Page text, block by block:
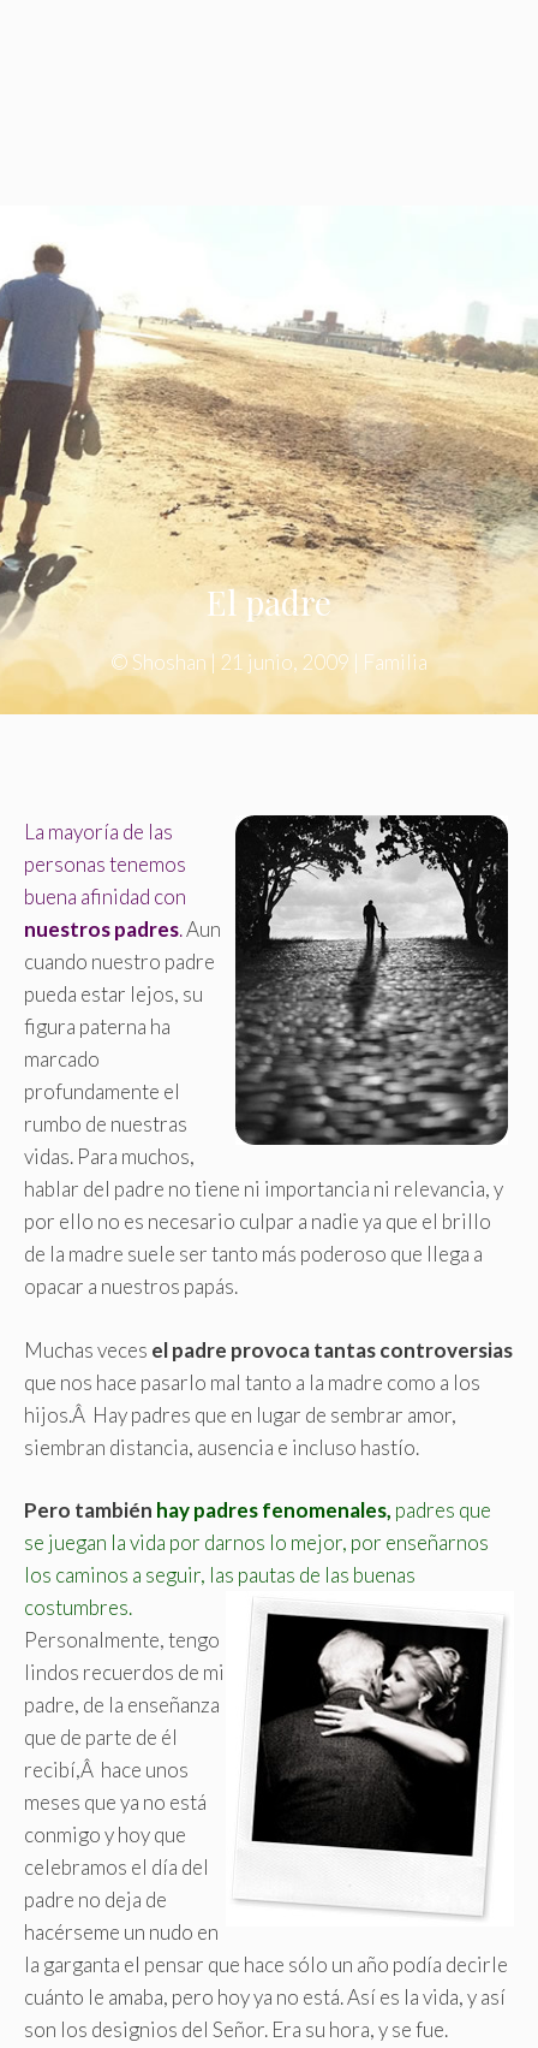
El padre
© Shoshan| 21 junio, 2009 Familia
La mayoría de las
personas tenemos
buena afinidad con
nuestros padres.Aun
cuando nuestro padre
pueda estar lejos, su
figura paterna ha
marcado
profundamente el
rumbo de nuestras
vidas. Para muchos,
hablar del padre no tiene ni importancia ni relevancia, y
por ello no es necesario culpar a nadie ya que el brillo
de la madre suele ser tanto más poderoso que llega a
opacar a nuestros papás.
Muchas veces el padre provoca tantas controversias
que nos hace pasarlo mal tanto a la madre como a los
hijos.Â Hay padres que en lugar de sembrar amor,
siembran distancia, ausencia e incluso hastío.
Pero también hay padres fenomenales, padres que
se juegan la vida por darnos lo mejor, por enseñarnos
los caminos a seguir, las pautas de las buenas
costumbres.
Personalmente, tengo
lindos recuerdos de mi
padre, de la enseñanza
que de parte de él
recibí,Â hace unos
meses que ya no está
conmigo y hoy que
celebramos el día del
padre no deja de
hacérseme un nudo en
la garganta el pensar que hace sólo un año podía decirle
cuánto le amaba, pero hoy ya no está.Así es la vida, y así
son los designios del Señor. Era su hora, y se fue.